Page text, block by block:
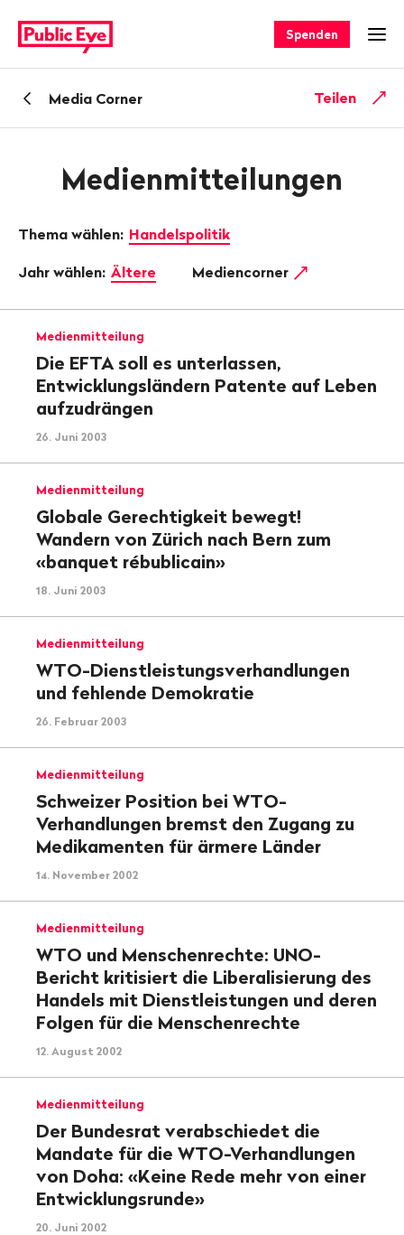
auf
publiceye.ch
Spenden
ZurückMedia Corner Teilen
Medienmitteilungen
Thema wählen: Handelspolitik
Jahr wählen: Ältere Mediencorner
Medienmitteilung
Die EFTA soll es unterlassen,
Entwicklungsländern Patente auf Leben
aufzudrängen
26. Juni 2003
Medienmitteilung
Globale Gerechtigkeit bewegt!
Wandern von Zürich nach Bern zum
«banquet rébublicain»
18. Juni 2003
Medienmitteilung
WTO-Dienstleistungsverhandlungen
und fehlende Demokratie
26. Februar 2003
Medienmitteilung
Schweizer Position bei WTO-
Verhandlungen bremst den Zugang zu
Medikamenten für ärmere Länder
14. November 2002
Medienmitteilung
WTO und Menschenrechte: UNO-
Bericht kritisiert die Liberalisierung des
Handels mit Dienstleistungen und deren
Folgen für die Menschenrechte
12. August 2002
Medienmitteilung
Der Bundesrat verabschiedet die
Mandate für die WTO-Verhandlungen
von Doha: «Keine Rede mehr von einer
Entwicklungsrunde»
20. Juni 2002